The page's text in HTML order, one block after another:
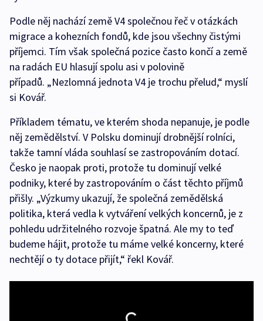
Podle něj nachází země V4 společnou řeč v otázkách
migrace a kohezních fondů, kde jsou všechny čistými
příjemci. Tím však společná pozice často končí a země
na radách EU hlasují spolu asi v polovině
případů. „Nezlomná jednota V4 je trochu přelud,“ myslí
si Kovář.
Příkladem tématu, ve kterém shoda nepanuje, je podle
něj zemědělství. V Polsku dominují drobnější rolníci,
takže tamní vláda souhlasí se zastropováním dotací.
Česko je naopak proti, protože tu dominují velké
podniky, které by zastropováním o část těchto příjmů
přišly. „Výzkumy ukazují, že společná zemědělská
politika, která vedla k vytváření velkých koncernů, je z
pohledu udržitelného rozvoje špatná. Ale my to teď
budeme hájit, protože tu máme velké koncerny, které
nechtějí o ty dotace přijít,“ řekl Kovář.